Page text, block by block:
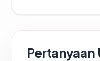
Pertanyaan